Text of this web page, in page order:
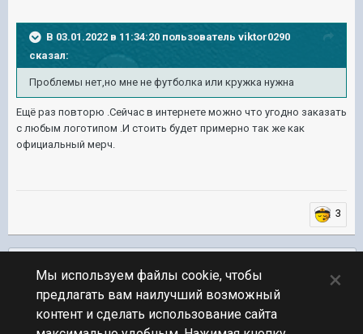
В 03.01.2022 в 11:34:20 пользователь viktor0290
сказал:
Проблемы нет,но мне не футболка или кружка нужна
Ещё раз повторю .Сейчас в интернете можно что угодно заказать
с любым логотипом .И стоить будет примерно так же как
официальный мерч.
3
ПЕРЕЙТИ К СПИСКУ ТЕМ
Обсуждение Мира Кораблей
Мы используем файлы cookie, чтобы
предлагать вам наилучший возможный
контент и сделать использование сайта
×